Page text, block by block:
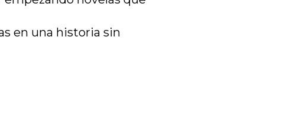
en una historia sin